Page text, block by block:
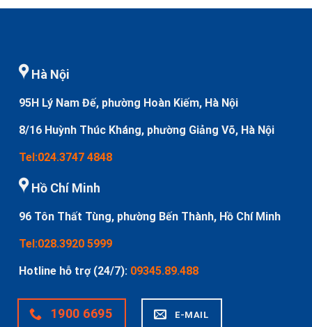
Hà Nội
95H Lý Nam Đế, phường Hoàn Kiếm, Hà Nội
8/16 Huỳnh Thúc Kháng, phường Giảng Võ, Hà Nội
Tel:024.3747 4848
Hồ Chí Minh
96 Tôn Thất Tùng, phường Bến Thành, Hồ Chí Minh
Tel:028.3920 5999
Hotline hỗ trợ (24/7): 09345.89.488
1900 6695 E-MAIL